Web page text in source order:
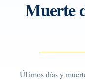
Muerte
Últimos días y